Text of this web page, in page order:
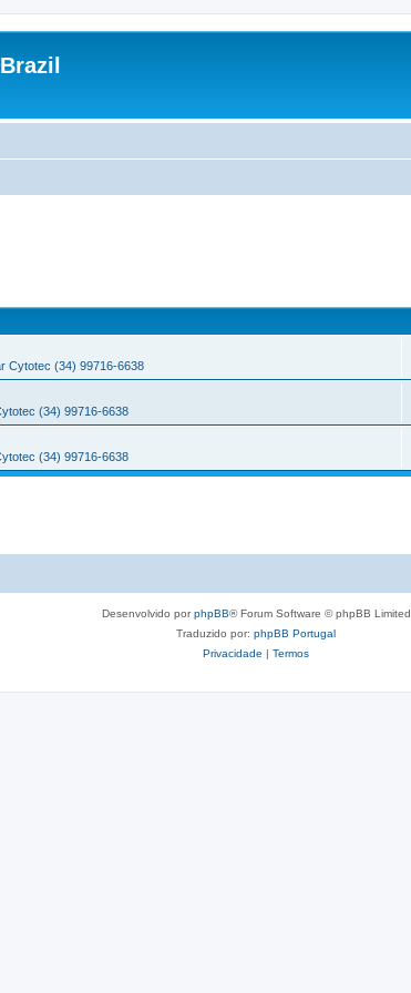
Cytotec (34) 99716-6638
(34) 99716-6638
(34) 99716-6638
Desenvolvido porphpBB® Forum Software © phpBB Limited
Traduzido por: phpBB Portugal
Privacidade | Termos